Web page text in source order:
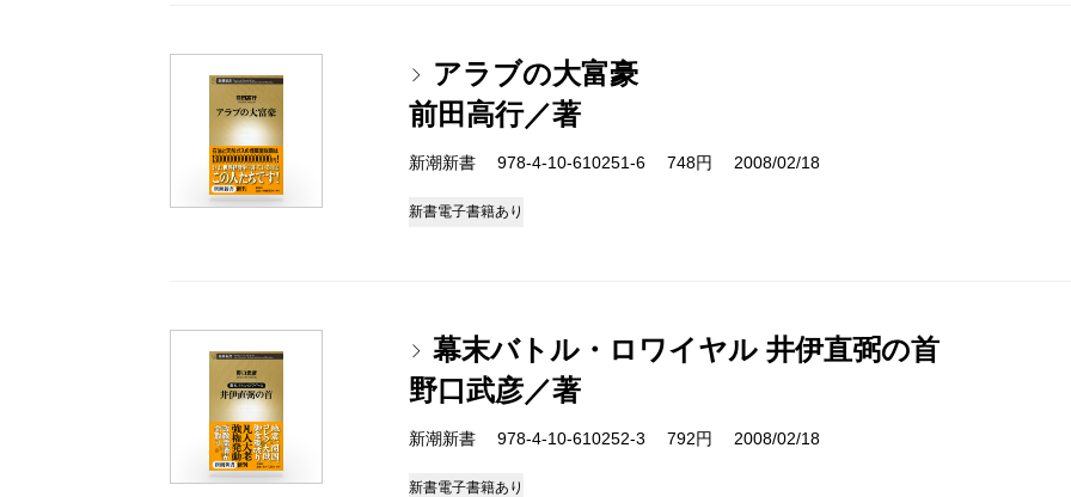
アラブの大富豪
前田高行／著
新潮新書 978-4-10-610251-6 748円 2008/02/18
新書電子書籍あり
幕末バトル・ロワイヤル 井伊直弼の首
野口武彦／著
新潮新書 978-4-10-610252-3 792円 2008/02/18
新書電子書籍あり